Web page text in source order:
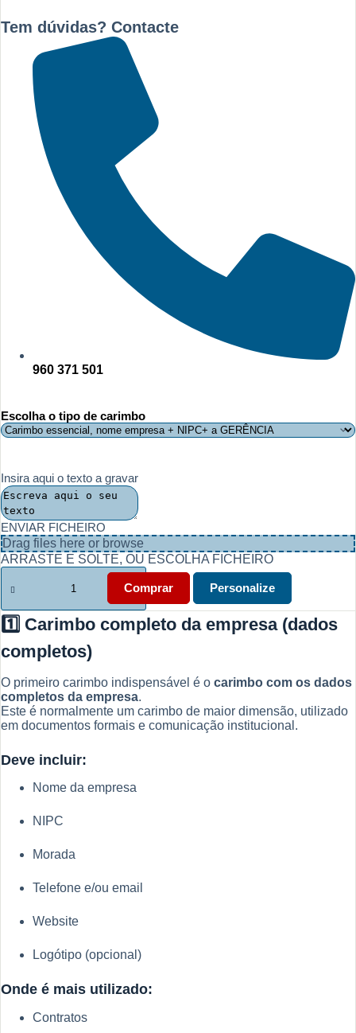
Tem dúvidas? Contacte
960 371 501
Escolha o tipo de carimbo
Insira aqui o texto a gravar
ENVIAR FICHEIRO
Drag files here or browse
ARRASTE E SOLTE, OU ESCOLHA FICHEIRO
Quantidade
de
Carimbos
Essenciais
Empresas
Guia
Prático
Comprar Personalize
1️⃣ Carimbo completo da empresa (dados
completos)
O primeiro carimbo indispensável é o carimbo com os dados
completos da empresa.
Este é normalmente um carimbo de maior dimensão, utilizado
em documentos formais e comunicação institucional.
Deve incluir:
Nome da empresa
NIPC
Morada
Telefone e/ou email
Website
Logótipo (opcional)
Onde é mais utilizado:
Contratos